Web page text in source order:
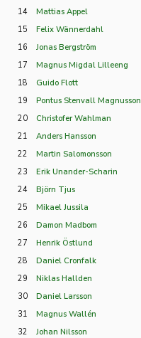
14
Mattias Appel
15
Felix Wännerdahl
16
Jonas Bergström
17
Magnus Migdal Lilleeng
18
Guido Flott
19
Pontus Stenvall Magnusson
20
Christofer Wahlman
21
Anders Hansson
22
Martin Salomonsson
23
Erik Unander-Scharin
24
Björn Tjus
25
Mikael Jussila
26
Damon Madbom
27
Henrik Östlund
28
Daniel Cronfalk
29
Niklas Hallden
30
Daniel Larsson
31
Magnus Wallén
32
Johan Nilsson